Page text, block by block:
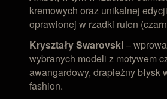
kremowych oraz unikalnej
oprawionej w rzadki ruten
Kryształy Swarovski–
wybranych modeli z motywem
awangardowy, drapieżny błysk
fashion.